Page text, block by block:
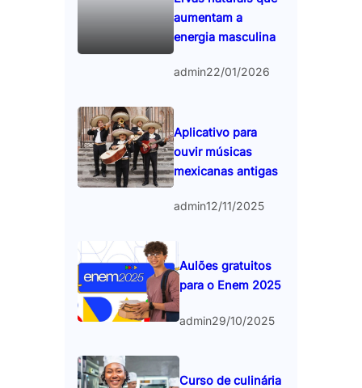
aumentam a
energia masculina
admin22/01/2026
Aplicativo para
ouvir músicas
mexicanas antigas
admin12/11/2025
Aulões gratuitos
para o Enem 2025
admin29/10/2025
Curso de culinária